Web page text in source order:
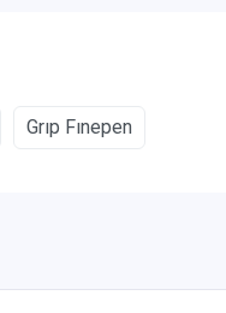
Grıp Fınepen